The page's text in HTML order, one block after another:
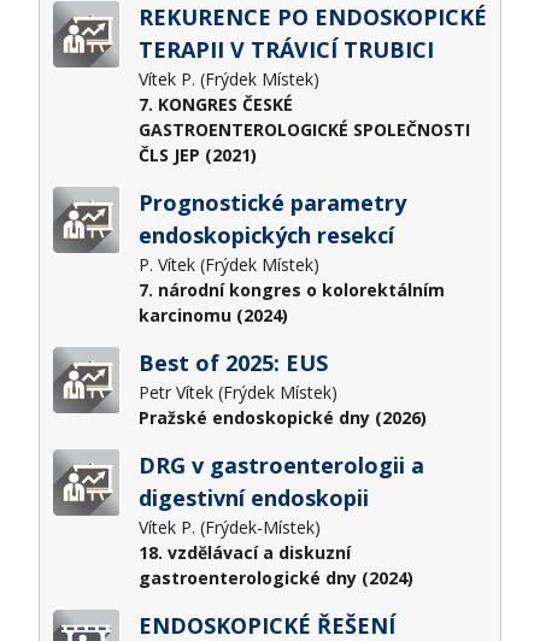
REKURENCE PO ENDOSKOPICKÉ
TERAPII V TRÁVICÍ TRUBICI
Vítek P. (Frýdek Místek)
7. KONGRES ČESKÉ
GASTROENTEROLOGICKÉ SPOLEČNOSTI
ČLS JEP (2021)
Prognostické parametry
endoskopických resekcí
P. Vítek (Frýdek Místek)
7. národní kongres o kolorektálním
karcinomu (2024)
Best of 2025: EUS
Petr Vítek (Frýdek Místek)
Pražské endoskopické dny (2026)
DRG v gastroenterologii a
digestivní endoskopii
Vítek P. (Frýdek-Místek)
18. vzdělávací a diskuzní
gastroenterologické dny (2024)
ENDOSKOPICKÉ ŘEŠENÍ